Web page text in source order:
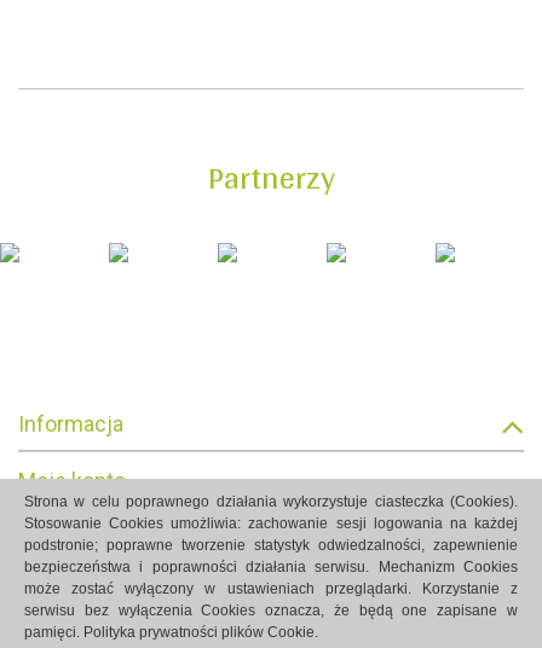
Strona w celu poprawnego działania wykorzystuje ciasteczka (Cookies).
Stosowanie Cookies umożliwia: zachowanie sesji logowania na każdej
podstronie; poprawne tworzenie statystyk odwiedzalności, zapewnienie
bezpieczeństwa i poprawności działania serwisu. Mechanizm Cookies
może zostać wyłączony w ustawieniach przeglądarki. Korzystanie z
serwisu bez wyłączenia Cookies oznacza, że będą one zapisane w
pamięci. Polityka prywatności plików Cookie.
Partnerzy
Informacja
Strony internetowe Białystok created by Rutcom
Moje konto
Informacja o sklepie